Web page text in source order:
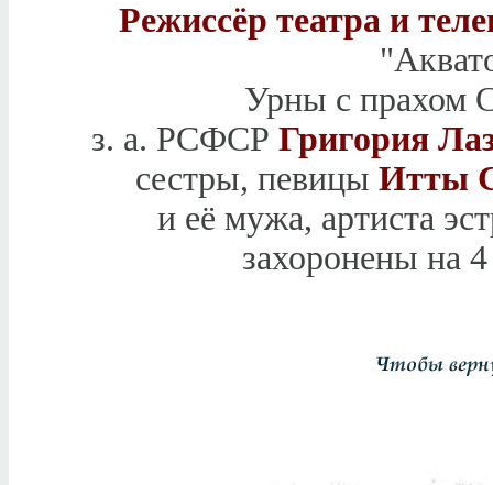
Режиссёр театра и
Урны с прахом
з. а. РСФСР Григория
сестры, певицы Итты
и её мужа, артиста
захоронены на